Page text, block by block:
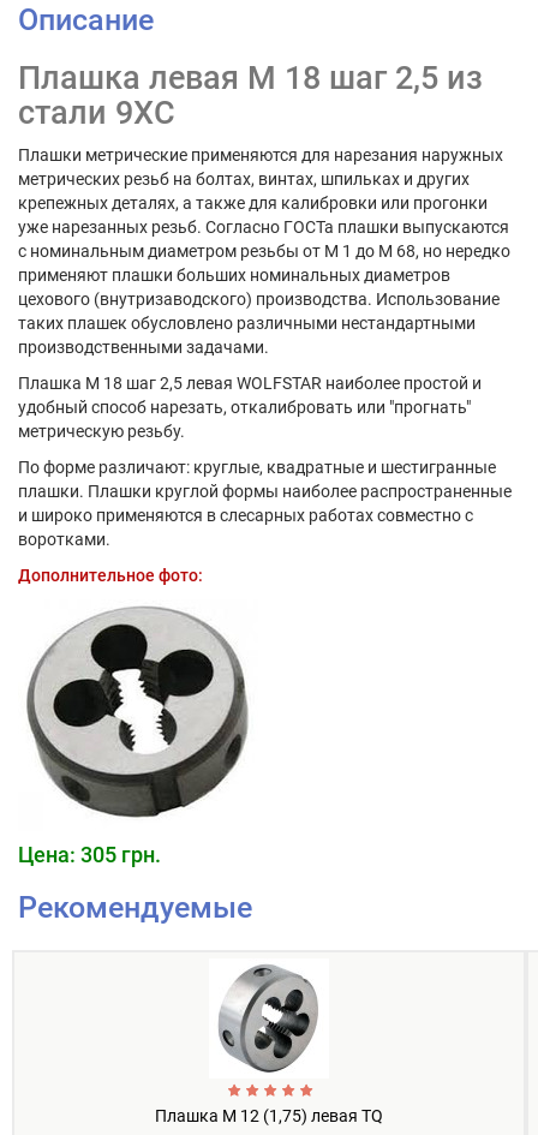
Описание
Плашка левая М 18 шаг 2,5 из
стали 9ХС
Плашки метрические применяются для нарезания наружных
метрических резьб на болтах, винтах, шпильках и других
крепежных деталях, а также для калибровки или прогонки
уже нарезанных резьб. Согласно ГОСТа плашки выпускаются
с номинальным диаметром резьбы от М 1 до М 68, но нередко
применяют плашки больших номинальных диаметров
цехового (внутризаводского) производства. Использование
таких плашек обусловлено различными нестандартными
производственными задачами.
Плашка М 18 шаг 2,5 левая WOLFSTAR наиболее простой и
удобный способ нарезать, откалибровать или "прогнать"
метрическую резьбу.
По форме различают: круглые, квадратные и шестигранные
плашки. Плашки круглой формы наиболее распространенные
и широко применяются в слесарных работах совместно с
воротками.
Дополнительное фото:
Цена: 305 грн.
Рекомендуемые
Плашка М 12 (1,75) левая TQ